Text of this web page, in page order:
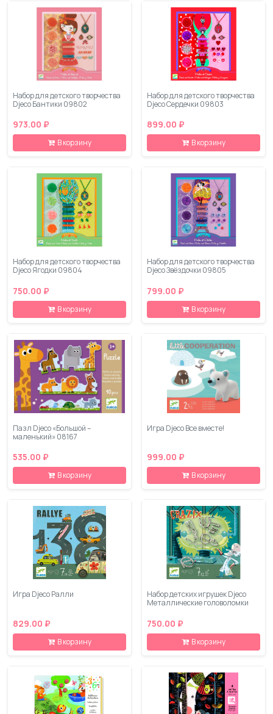
Набор для детского творчества
Djeco Бантики 09802
973.00 ₽
В корзину
Набор для детского творчества
Djeco Сердечки 09803
899.00 ₽
В корзину
Набор для детского творчества
Djeco Ягодки 09804
750.00 ₽
В корзину
Набор для детского творчества
Djeco Звёздочки 09805
799.00 ₽
В корзину
Пазл Djeco «Большой –
маленький» 08167
535.00 ₽
В корзину
Игра Djeco Все вместе!
999.00 ₽
В корзину
Игра Djeco Ралли
829.00 ₽
В корзину
Набор детских игрушек Djeco
Металлические головоломки
750.00 ₽
В корзину